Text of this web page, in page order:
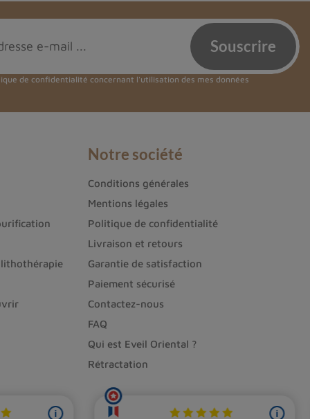
de confidentialité concernant l'utilisation des mes données
Notre société
Conditions générales
Mentions légales
Politique de confidentialité
Livraison et retours
Garantie de satisfaction
Paiement sécurisé
Contactez-nous
FAQ
Qui est Eveil Oriental ?
Rétractation